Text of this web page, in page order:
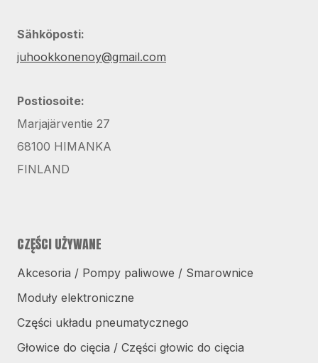
Sähköposti:
juhookkonenoy@gmail.com
Postiosoite:
Marjajärventie 27
68100 HIMANKA
FINLAND
CZĘŚCI UŻYWANE
Akcesoria / Pompy paliwowe / Smarownice
Moduły elektroniczne
Części układu pneumatycznego
Głowice do cięcia / Części głowic do cięcia